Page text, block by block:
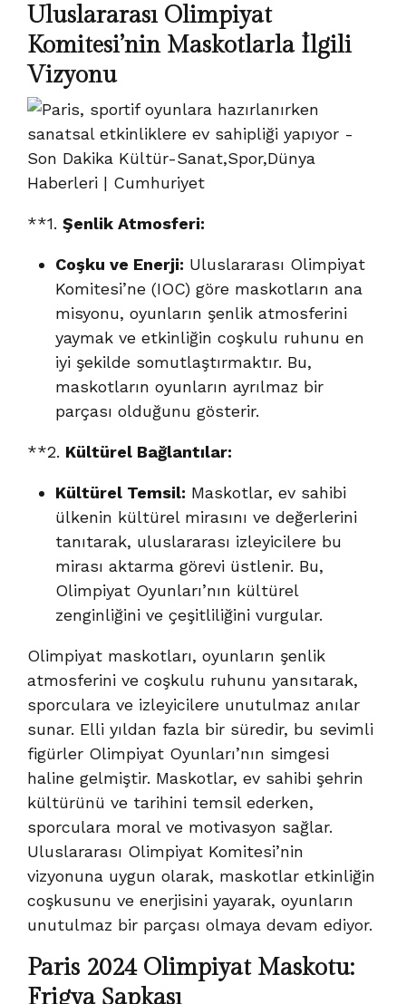
Uluslararası Olimpiyat
Komitesi’nin Maskotlarla İlgili
Vizyonu
**1. Şenlik Atmosferi:
Coşku ve Enerji: Uluslararası Olimpiyat
Komitesi’ne (IOC) göre maskotların ana
misyonu, oyunların şenlik atmosferini
yaymak ve etkinliğin coşkulu ruhunu en
iyi şekilde somutlaştırmaktır. Bu,
maskotların oyunların ayrılmaz bir
parçası olduğunu gösterir.
**2. Kültürel Bağlantılar:
Kültürel Temsil: Maskotlar, ev sahibi
ülkenin kültürel mirasını ve değerlerini
tanıtarak, uluslararası izleyicilere bu
mirası aktarma görevi üstlenir. Bu,
Olimpiyat Oyunları’nın kültürel
zenginliğini ve çeşitliliğini vurgular.
Olimpiyat maskotları, oyunların şenlik
atmosferini ve coşkulu ruhunu yansıtarak,
sporculara ve izleyicilere unutulmaz anılar
sunar. Elli yıldan fazla bir süredir, bu sevimli
figürler Olimpiyat Oyunları’nın simgesi
haline gelmiştir. Maskotlar, ev sahibi şehrin
kültürünü ve tarihini temsil ederken,
sporculara moral ve motivasyon sağlar.
Uluslararası Olimpiyat Komitesi’nin
vizyonuna uygun olarak, maskotlar etkinliğin
coşkusunu ve enerjisini yayarak, oyunların
unutulmaz bir parçası olmaya devam ediyor.
Paris 2024 Olimpiyat Maskotu:
Frigya Şapkası